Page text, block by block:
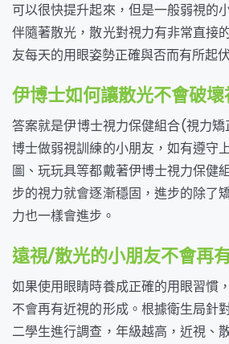
可以很快提升起來，但是一般弱視的
伴隨著散光，散光對視力有非常直接
友每天的用眼姿勢正確與否而有所起
伊博士如何讓散光不會破
答案就是伊博士視力保健組合(視力
博士做弱視訓練的小朋友，如有遵守
圖、玩玩具等都戴著伊博士視力保健
步的視力就會逐漸穩固，進步的除了
力也一樣會進步。
遠視/散光的小朋友不會再
如果使用眼睛時養成正確的用眼習慣
不會再有近視的形成。根據衛生局針
二學生進行調查，年級越高，近視、